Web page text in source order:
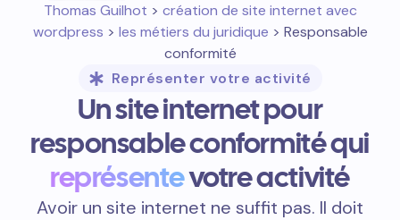
Thomas Guilhot > création de site internet avec
wordpress > les métiers du juridique > Responsable
conformité
Représenter votre activité
Un site internet pour
responsable conformité qui
représentevotre activité
Avoir un site internet ne suffit pas. Il doit